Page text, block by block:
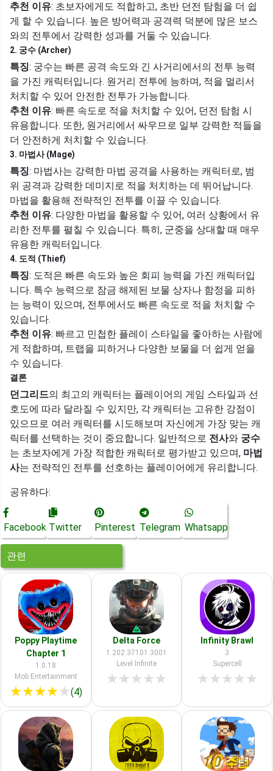
추천 이유: 초보자에게도 적합하고, 초반 던전 탐험을 더 쉽
게 할 수 있습니다. 높은 방어력과 공격력 덕분에 많은 보스
와의 전투에서 강력한 성과를 거둘 수 있습니다.
2. 궁수 (Archer)
특징: 궁수는 빠른 공격 속도와 긴 사거리에서의 전투 능력
을 가진 캐릭터입니다. 원거리 전투에 능하며, 적을 멀리서
처치할 수 있어 안전한 전투가 가능합니다.
추천 이유: 빠른 속도로 적을 처치할 수 있어, 던전 탐험 시
유용합니다. 또한, 원거리에서 싸우므로 일부 강력한 적들을
더 안전하게 처치할 수 있습니다.
3. 마법사 (Mage)
특징: 마법사는 강력한 마법 공격을 사용하는 캐릭터로, 범
위 공격과 강력한 데미지로 적을 처치하는 데 뛰어납니다.
마법을 활용해 전략적인 전투를 이끌 수 있습니다.
추천 이유: 다양한 마법을 활용할 수 있어, 여러 상황에서 유
리한 전투를 펼칠 수 있습니다. 특히, 군중을 상대할 때 매우
유용한 캐릭터입니다.
4. 도적 (Thief)
특징: 도적은 빠른 속도와 높은 회피 능력을 가진 캐릭터입
니다. 특수 능력으로 잠금 해제된 보물 상자나 함정을 피하
는 능력이 있으며, 전투에서도 빠른 속도로 적을 처치할 수
있습니다.
추천 이유: 빠르고 민첩한 플레이 스타일을 좋아하는 사람에
게 적합하며, 트랩을 피하거나 다양한 보물을 더 쉽게 얻을
수 있습니다.
결론
던그리드의 최고의 캐릭터는 플레이어의 게임 스타일과 선
호도에 따라 달라질 수 있지만, 각 캐릭터는 고유한 강점이
있으므로 여러 캐릭터를 시도해보며 자신에게 가장 맞는 캐
릭터를 선택하는 것이 중요합니다. 일반적으로 전사와 궁수
는 초보자에게 가장 적합한 캐릭터로 평가받고 있으며, 마법
사는 전략적인 전투를 선호하는 플레이어에게 유리합니다.
공유하다:
Facebook Twitter Pinterest Telegram Whatsapp
관련
Poppy Playtime
Chapter 1
1.0.18
Mob Entertainment
★★★★★(4)
Delta Force
1.202.37101.3001
Level Infinite
★★★★★
Infinity Brawl
3
Supercell
★★★★★